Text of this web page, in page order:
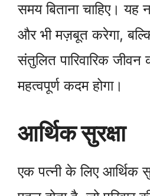
समय बिताना चाहिए। यह
और भी मज़बूत करेगा,
संतुलित पारिवारिक जीवन
महत्वपूर्ण कदम होगा।
आर्थिक सुरक्षा
एक पत्नी के लिए आर्थिक